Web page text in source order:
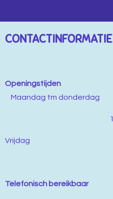
CONTACTINFORMATIE
Maandag tm
13.15-
Vrijdag
Telefonisch bereikbaar